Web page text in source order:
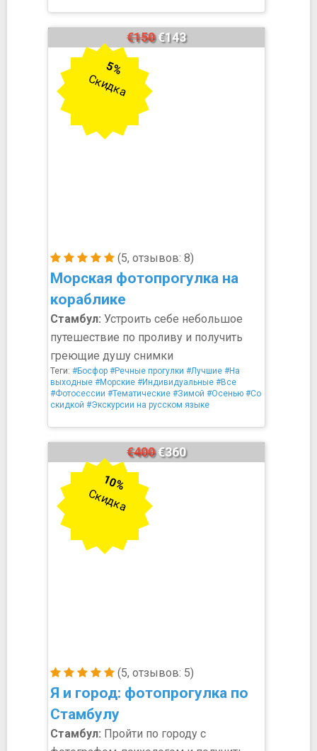
(5, отзывов: 8)
Морская фотопрогулка на
кораблике
€150€143
5%
Скидка
Стамбул: Устроить себе небольшое
путешествие по проливу и получить
греющие душу снимки
Теги: #Босфор #Речные прогулки #Лучшие #На
выходные #Морские #Индивидуальные #Все
#Фотосессии #Тематические #Зимой #Осенью #Со
скидкой #Экскурсии на русском языке
(5, отзывов: 5)
Я и город: фотопрогулка по
Стамбулу
€400€360
10%
Скидка
Стамбул: Пройти по городу с